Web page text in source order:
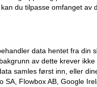
du tilpasse omfanget av
data hentet fra din
av dette krever
samles først inn, eller
SA, Flowbox AB, Google